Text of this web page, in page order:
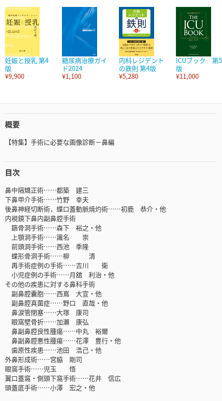
妊娠と授乳 第4
版
¥9,900
糖尿病治療ガイ
ド2024
¥1,100
内科レジデント
の鉄則 第4版
¥5,280
ICUブック 第5
版
¥11,000
概要
【特集】手術に必要な画像診断－鼻編
目次
鼻中隔矯正術……都築 建三
下鼻甲介手術……竹野 幸夫
後鼻神経切断術，蝶口蓋動脈焼灼術……初鹿 恭介・他
内視鏡下鼻内副鼻腔手術
篩骨洞手術……森下 裕之・他
上顎洞手術……識名 崇
前頭洞手術……西池 季隆
蝶形骨洞手術……柳 清
再手術症例の手術……吉川 衛
小児症例の手術……月舘 利治・他
その他の疾患に対する鼻科手術
副鼻腔囊胞……西嶌 大宣・他
副鼻腔真菌症……野口 直哉・他
鼻涙管閉塞……大塚 康司
眼窩壁骨折……加瀬 康弘
鼻副鼻腔良性腫瘍……中丸 裕爾
鼻副鼻腔悪性腫瘍……花澤 豊行・他
歯原性疾患……池田 浩己・他
外鼻形成術……宮脇 剛司
眼窩手術……児玉 悟
翼口蓋窩・側頭下窩手術……花井 信広
頭蓋底手術……小澤 宏之・他